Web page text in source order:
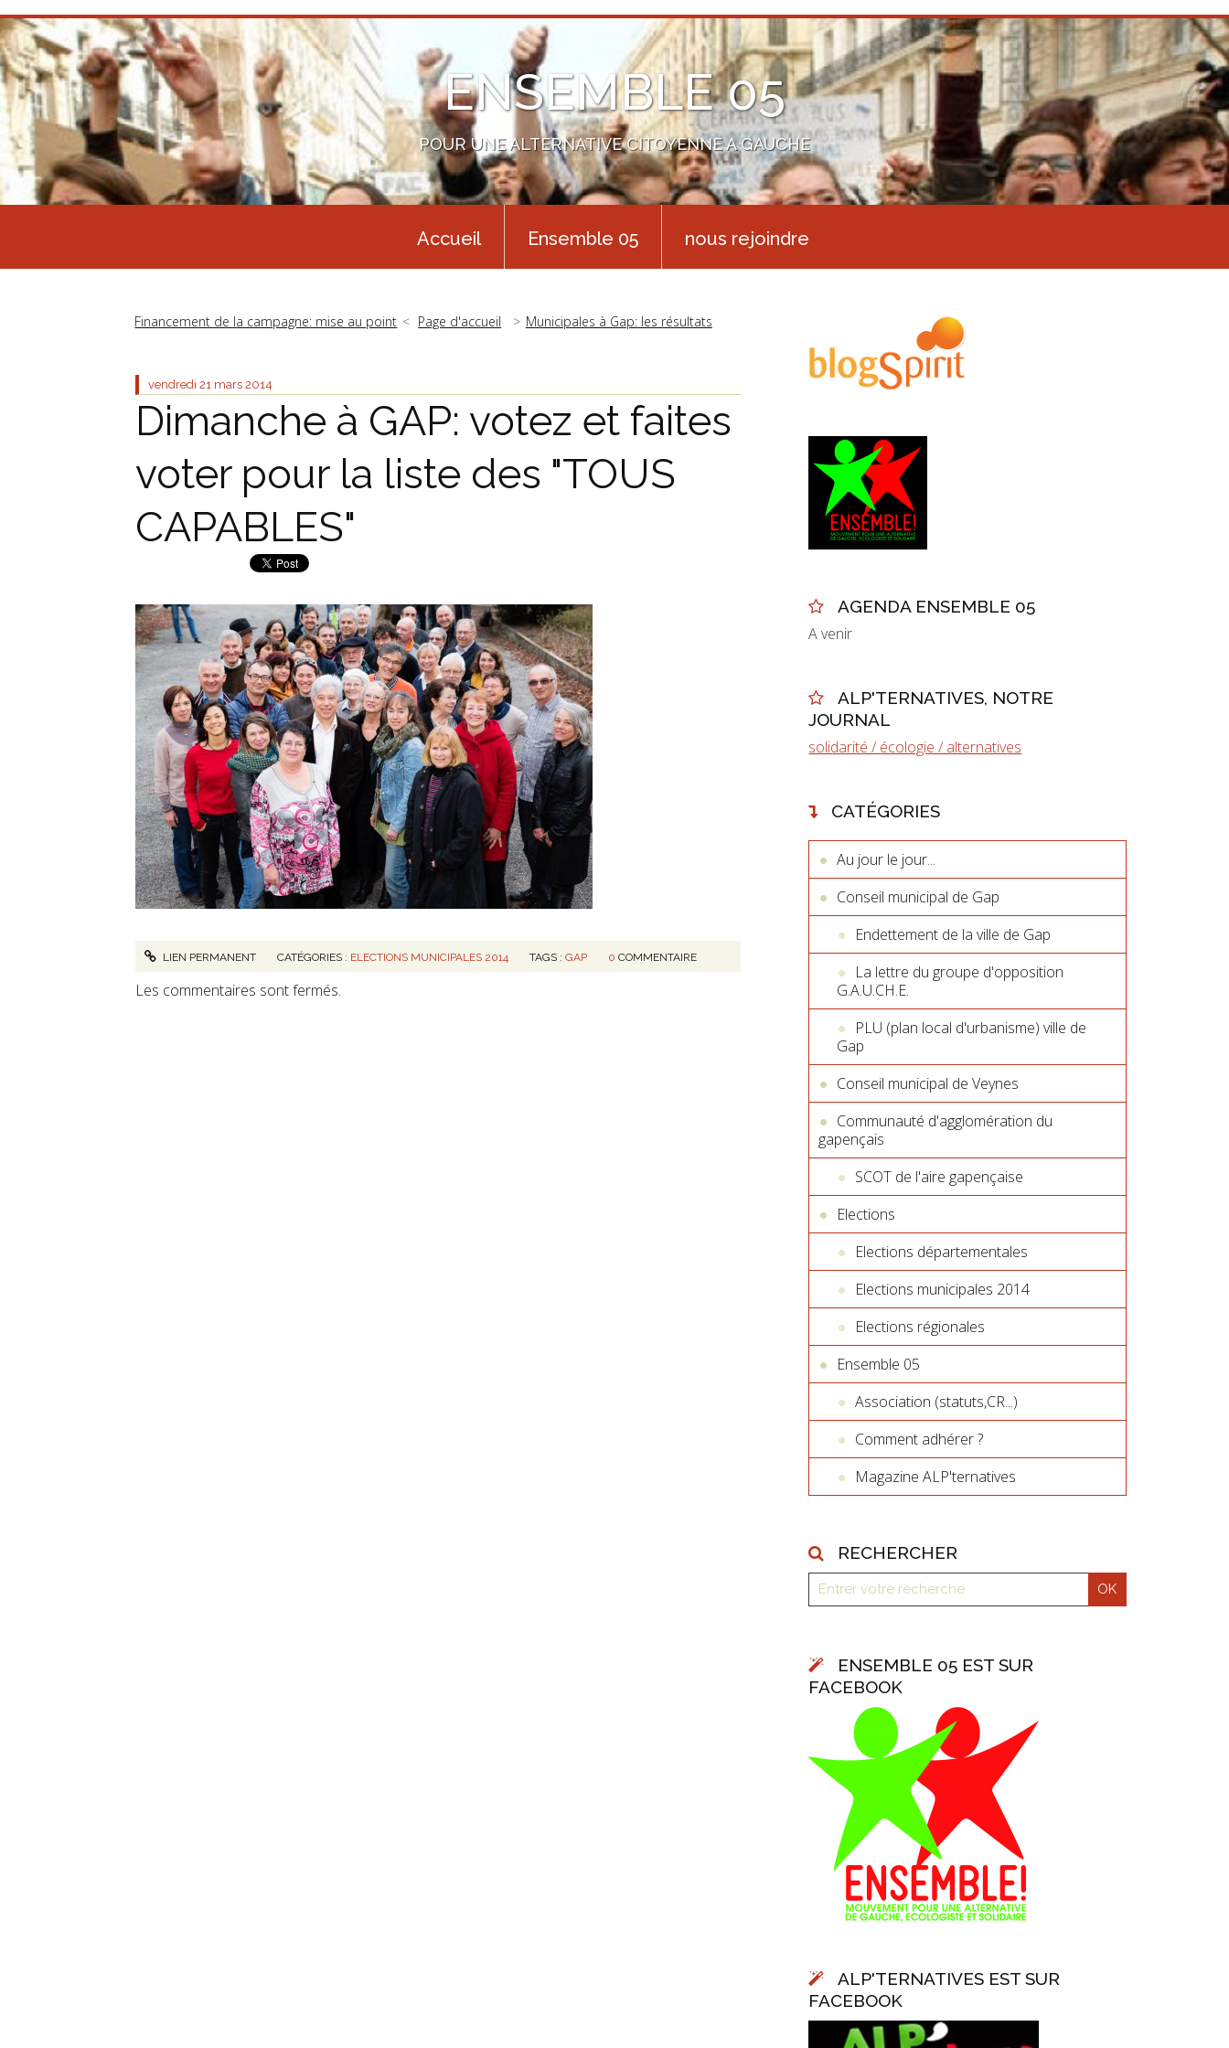
ENSEMBLE 05
POUR UNE ALTERNATIVE CITOYENNE A GAUCHE
Accueil Ensemble 05 nous rejoindre
Financement de la campagne: mise au point Page d'accueil Municipales à Gap: les résultats
vendredi 21 mars 2014
Dimanche à GAP: votez et faites
voter pour la liste des "TOUS
CAPABLES"
LIEN PERMANENT CATÉGORIES : ELECTIONS MUNICIPALES 2014 TAGS :GAP 0 COMMENTAIRE
Les commentaires sont fermés.
AGENDA ENSEMBLE 05
A venir
ALP'TERNATIVES, NOTRE
JOURNAL
solidarité / écologie / alternatives
CATÉGORIES
Au jour le jour...
Conseil municipal de Gap
Endettement de la ville de Gap
La lettre du groupe d'opposition
G.A.U.CH.E.
PLU (plan local d'urbanisme) ville de
Gap
Conseil municipal de Veynes
Communauté d'agglomération du
gapençais
SCOT de l'aire gapençaise
Elections
Elections départementales
Elections municipales 2014
Elections régionales
Ensemble 05
Association (statuts,CR...)
Comment adhérer ?
Magazine ALP'ternatives
RECHERCHER
ENSEMBLE 05 EST SUR
FACEBOOK
ALP'TERNATIVES EST SUR
FACEBOOK